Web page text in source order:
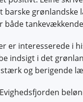
er interesserede i
indsigt i det
og berigende